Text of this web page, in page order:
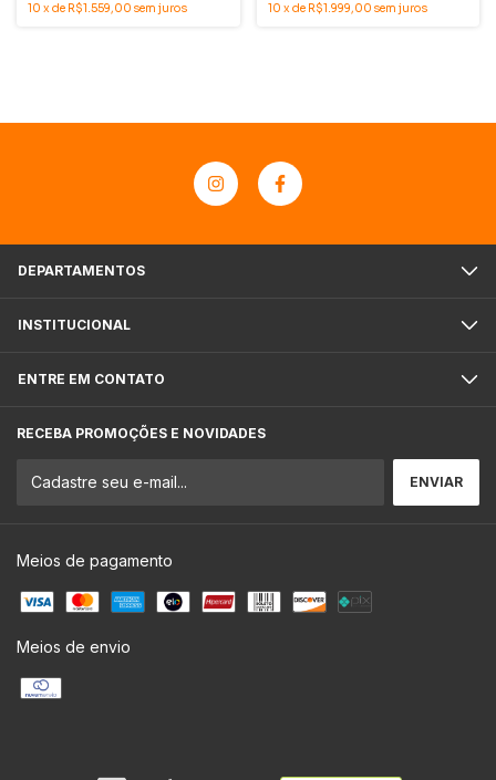
10 xde R$1.559,00 sem juros 10 xde R$1.999,00 sem juros
DEPARTAMENTOS
INSTITUCIONAL
ENTRE EM CONTATO
RECEBA PROMOÇÕES E NOVIDADES
Meios de pagamento
Meios de envio